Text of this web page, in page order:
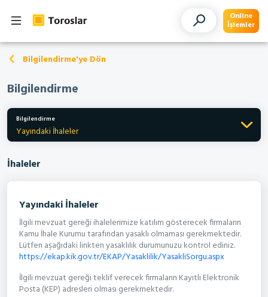
Online
İşlemler
Bilgilendirme'ye Dön
Bilgilendirme
Bilgilendirme
Yayındaki İhaleler
İhaleler
Yayındaki İhaleler
İlgili mevzuat gereği ihalelerimize katılım gösterecek firmaların
Kamu İhale Kurumu tarafından yasaklı olmaması gerekmektedir.
Lütfen aşağıdaki linkten yasaklılık durumunuzu kontrol ediniz.
https://ekap.kik.gov.tr/EKAP/Yasaklilik/YasakliSorgu.aspx
İlgili mevzuat gereği teklif verecek firmaların Kayıtlı Elektronik
Posta (KEP) adresleri olması gerekmektedir.